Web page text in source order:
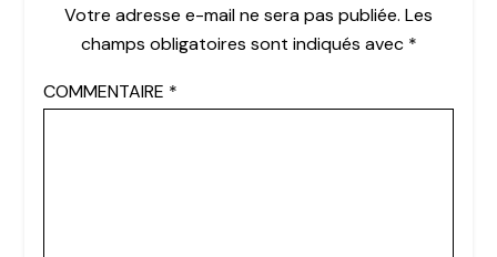
Votre adresse e-mail ne sera pas publiée. Les
champs obligatoires sont indiqués avec *
COMMENTAIRE *